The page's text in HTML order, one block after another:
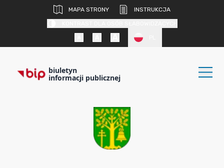
MAPA STRONY
INSTRUKCJA
biuletyn
informacji publicznej